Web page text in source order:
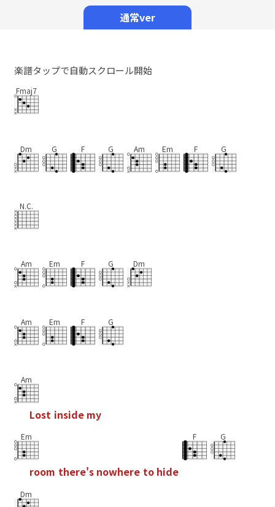
通常ver
楽譜タップで自動スクロール開始
Fmaj7
Dm G F G Am Em F G
N.C.
Am Em F G Dm
Am Em F G
Am
Lost inside my
Em
room there's nowhere to hide
F G
Dm